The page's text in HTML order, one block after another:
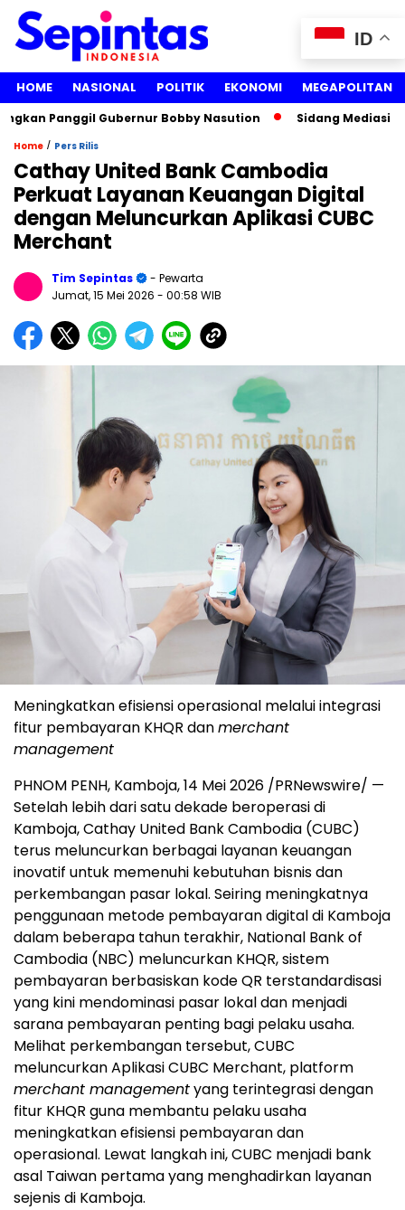
HOME NASIONAL POLITIK EKONOMI MEGAPOLITAN
Panggil Gubernur Bobby Nasution Sidang Mediasi
Home / Pers Rilis
Cathay United Bank Cambodia
Perkuat Layanan Keuangan Digital
dengan Meluncurkan Aplikasi CUBC
Merchant
Tim Sepintas
- Pewarta
Jumat, 15 Mei 2026 - 00:58 WIB
Meningkatkan efisiensi operasional melalui integrasi
fitur pembayaran KHQR danmerchant
management
PHNOM PENH, Kamboja, 14 Mei 2026 /PRNewswire/ —
Setelah lebih dari satu dekade beroperasi di
Kamboja, Cathay United Bank Cambodia (CUBC)
terus meluncurkan berbagai layanan keuangan
inovatif untuk memenuhi kebutuhan bisnis dan
perkembangan pasar lokal. Seiring meningkatnya
penggunaan metode pembayaran digital di Kamboja
dalam beberapa tahun terakhir, National Bank of
Cambodia (NBC) meluncurkan KHQR, sistem
pembayaran berbasiskan kode QR terstandardisasi
yang kini mendominasi pasar lokal dan menjadi
sarana pembayaran penting bagi pelaku usaha.
Melihat perkembangan tersebut, CUBC
meluncurkan Aplikasi CUBC Merchant, platform
merchant managementyang terintegrasi dengan
fitur KHQR guna membantu pelaku usaha
meningkatkan efisiensi pembayaran dan
operasional. Lewat langkah ini, CUBC menjadi bank
asal Taiwan pertama yang menghadirkan layanan
sejenis di Kamboja.
ID